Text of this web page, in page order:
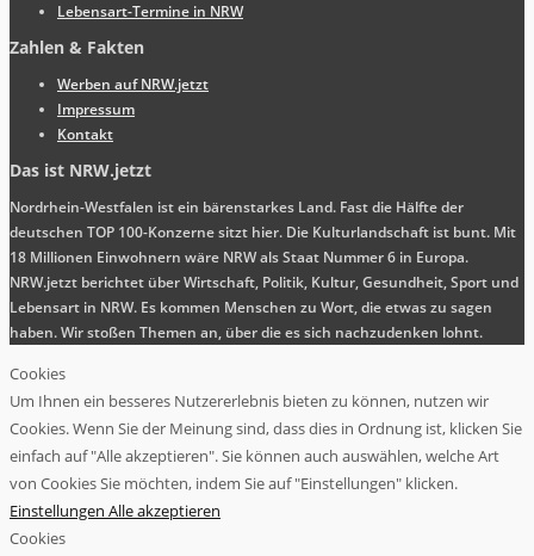
Lebensart-Termine in NRW
Zahlen & Fakten
Werben auf NRW.jetzt
Impressum
Kontakt
Das ist NRW.jetzt
Nordrhein-Westfalen ist ein bärenstarkes Land. Fast die Hälfte der
deutschen TOP 100-Konzerne sitzt hier. Die Kulturlandschaft ist bunt. Mit
18 Millionen Einwohnern wäre NRW als Staat Nummer 6 in Europa.
NRW.jetzt berichtet über Wirtschaft, Politik, Kultur, Gesundheit, Sport und
Lebensart in NRW. Es kommen Menschen zu Wort, die etwas zu sagen
haben. Wir stoßen Themen an, über die es sich nachzudenken lohnt.
Cookies
Um Ihnen ein besseres Nutzererlebnis bieten zu können, nutzen wir
Cookies. Wenn Sie der Meinung sind, dass dies in Ordnung ist, klicken Sie
einfach auf "Alle akzeptieren". Sie können auch auswählen, welche Art
von Cookies Sie möchten, indem Sie auf "Einstellungen" klicken.
Einstellungen Alle akzeptieren
Cookies